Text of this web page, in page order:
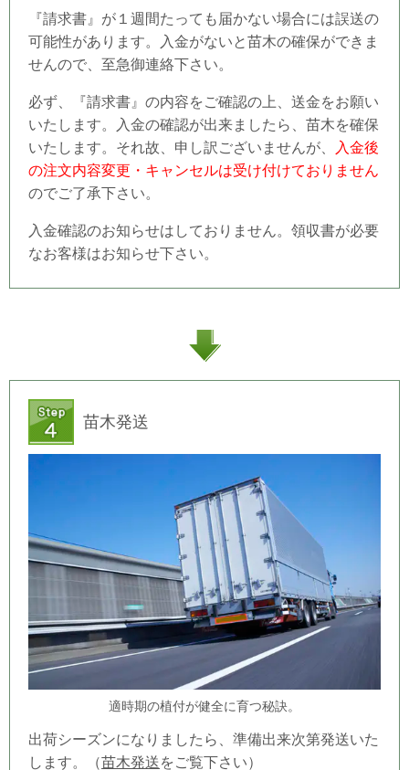
『請求書』が１週間たっても届かない場合には誤送の
可能性があります。入金がないと苗木の確保ができま
せんので、至急御連絡下さい。
必ず、『請求書』の内容をご確認の上、送金をお願い
いたします。入金の確認が出来ましたら、苗木を確保
いたします。それ故、申し訳ございませんが、
入金後
の注文内容変更・キャンセルは受け付けておりません
のでご了承下さい。
入金確認のお知らせはしておりません。領収書が必要
なお客様はお知らせ下さい。
苗木発送
適時期の植付が健全に育つ秘訣。
出荷シーズンになりましたら、準備出来次第発送いた
します。（苗木発送をご覧下さい）